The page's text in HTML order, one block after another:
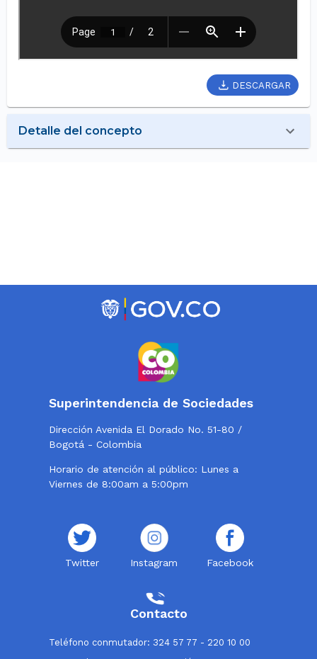
DESCARGAR
Detalle del concepto
Superintendencia de Sociedades
Dirección Avenida El Dorado No. 51-80 /
Bogotá - Colombia
Horario de atención al público: Lunes a
Viernes de 8:00am a 5:00pm
Twitter Instagram Facebook
Contacto
Teléfono conmutador: 324 57 77 - 220 10 00